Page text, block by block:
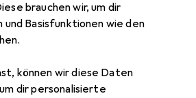
brauchen wir, um dir
und Basisfunktionen wie den
können wir diese Daten
dir personalisierte
Kurzlehrbuch
Deutsch, Cord Hartmann, Julio